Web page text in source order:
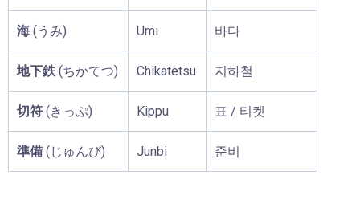
海 (うみ) Umi 바다
地下鉄 (ちかてつ) Chikatetsu 지하철
切符 (きっぷ) Kippu 표 / 티켓
準備 (じゅんび) Junbi 준비